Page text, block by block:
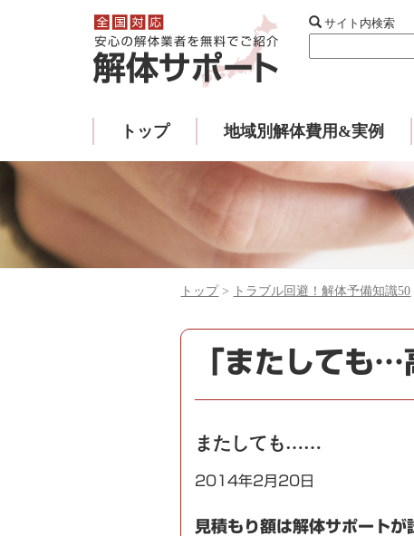
サイト内検索
トップ 地域別解体費用&実例
トップ > トラブル回避！解体予備知識50
「またしても…
またしても……
2014年2月20日
見積もり額は解体サポート